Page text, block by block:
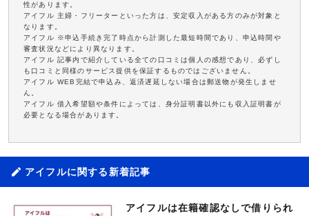
性があります。
アイフル 主婦・フリーターといった方は、安定収入がある方のみが対象と
なります。
アイフル ※申込手続き完了時点から計測した最短時間であり、申込時間や
審査状況などにより異なります。
アイフル 記事内で紹介している全ての口コミは個人の感想であり、必ずし
も口コミと同様のサービス提供を保証するものではございません。
アイフル WEB完結で申込み、返済遅延しない場合は郵送物が発生しませ
ん。
アイフル 借入希望額や条件によっては、身分証明書以外にも収入証明書が
必要となる場合があります。
アイフルに関する新着記事
アイフルは在籍確認なしで借りられ